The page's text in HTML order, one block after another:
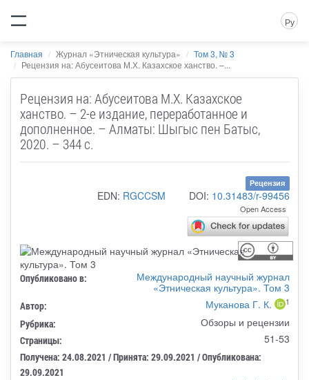
Ру
Главная Журнал «Этническая культура»
Том 3, № 3
Рецензия на: Абусеитова М.Х. Казахское ханство. –...
Рецензия на: Абусеитова М.Х. Казахское
ханство. – 2-е издание, переработанное и
дополненное. – Алматы: Шыгыс пен Батыс,
2020. – 344 с.
Рецензия
EDN: RGCCSM DOI: 10.31483/r-99456
Open Access
Опубликовано в:
Международный научный журнал
«Этническая культура». Том 3
Автор: Муканова Г. К. 1
Рубрика: Обзоры и рецензии
Страницы: 51-53
Получена: 24.08.2021 / Принята: 29.09.2021 / Опубликована:
29.09.2021